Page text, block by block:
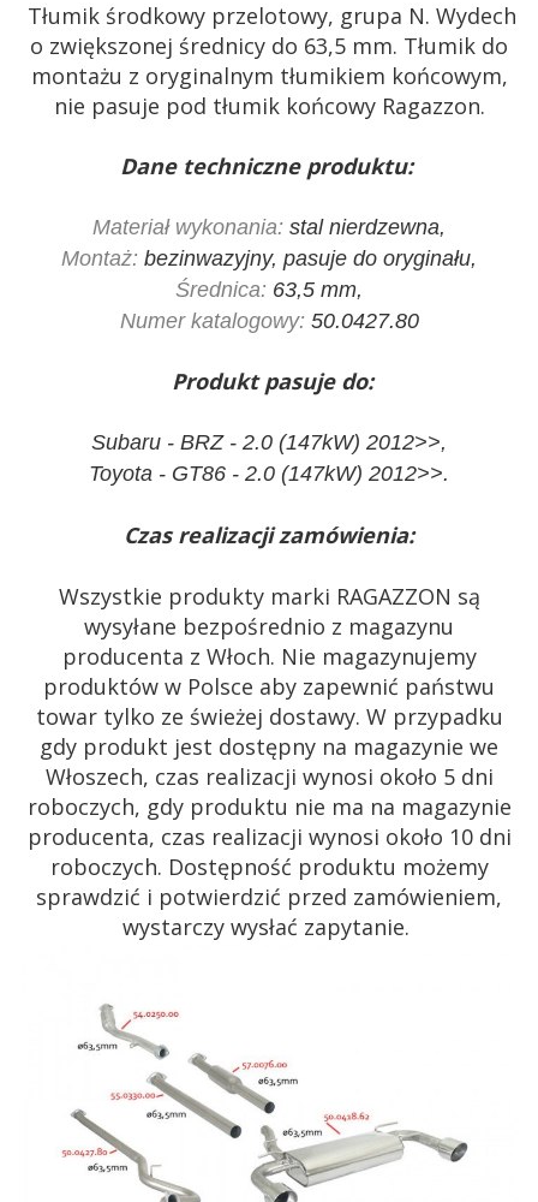
Tłumik środkowy przelotowy, grupa N. Wydech
o zwiększonej średnicy do 63,5 mm. Tłumik do
montażu z oryginalnym tłumikiem końcowym,
nie pasuje pod tłumik końcowy Ragazzon.
Dane techniczne produktu:
Materiał wykonania: stal nierdzewna,
Montaż: bezinwazyjny, pasuje do oryginału,
Średnica: 63,5 mm,
Numer katalogowy:50.0427.80
Produkt pasuje do:
Subaru - BRZ - 2.0 (147kW) 2012>>,
Toyota - GT86 - 2.0 (147kW) 2012>>.
Czas realizacji zamówienia:
Wszystkie produkty marki RAGAZZON są
wysyłane bezpośrednio z magazynu
producenta z Włoch. Nie magazynujemy
produktów w Polsce aby zapewnić państwu
towar tylko ze świeżej dostawy. W przypadku
gdy produkt jest dostępny na magazynie we
Włoszech, czas realizacji wynosi około 5 dni
roboczych, gdy produktu nie ma na magazynie
producenta, czas realizacji wynosi około 10 dni
roboczych. Dostępność produktu możemy
sprawdzić i potwierdzić przed zamówieniem,
wystarczy wysłać zapytanie.